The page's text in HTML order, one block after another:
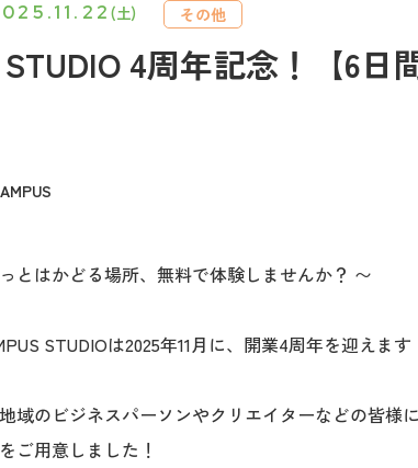
STUDIO 4周年記念！【6日
(土) その他
とはかどる場所、無料で体験しませんか？ 〜
STUDIOは2025年11月に、開業4周年を迎えます
域のビジネスパーソンやクリエイターなどの皆様
ご用意しました！